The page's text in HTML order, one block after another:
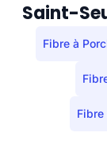
Saint-
Fibre à
Fibre